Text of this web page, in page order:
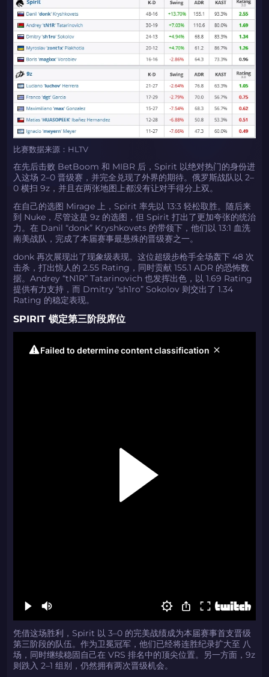
比赛数据来源：HLTV
在先后击败 BetBoom 和 MIBR 后，Spirit 以绝对热门的身份进
入这场 2–0 晋级赛，并完全兑现了外界的期待。俄罗斯战队以 2–
0 横扫 9z，并且在两张地图上都没有让对手得分上双。
在自己的选图 Mirage 上，Spirit 率先以 13:3 轻松取胜。随后来
到 Nuke，尽管这是 9z 的选图，但 Spirit 打出了更加夸张的统治
力。在 Danil “donk” Kryshkovets 的带领下，他们以 13:1 血洗
南美战队，完成了本届赛事最悬殊的晋级赛之一。
donk 再次展现出了现象级表现。这位超级步枪手全场轰下 48 次
击杀，打出惊人的 2.55 Rating，同时贡献 155.1 ADR 的恐怖数
据。Andrey “tN1R” Tatarinovich 也发挥出色，以 1.69 Rating
提供有力支持，而 Dmitry “sh1ro” Sokolov 则交出了 1.34
Rating 的稳定表现。
SPIRIT 锁定第三阶段席位
凭借这场胜利，Spirit 以 3–0 的完美战绩成为本届赛事首支晋级
第三阶段的队伍。作为卫冕冠军，他们已经将连胜纪录扩大至 八
场，同时继续稳固自己在 VRS 排名中的顶尖位置。另一方面，9z
则跌入 2–1 组别，仍然拥有两次晋级机会。